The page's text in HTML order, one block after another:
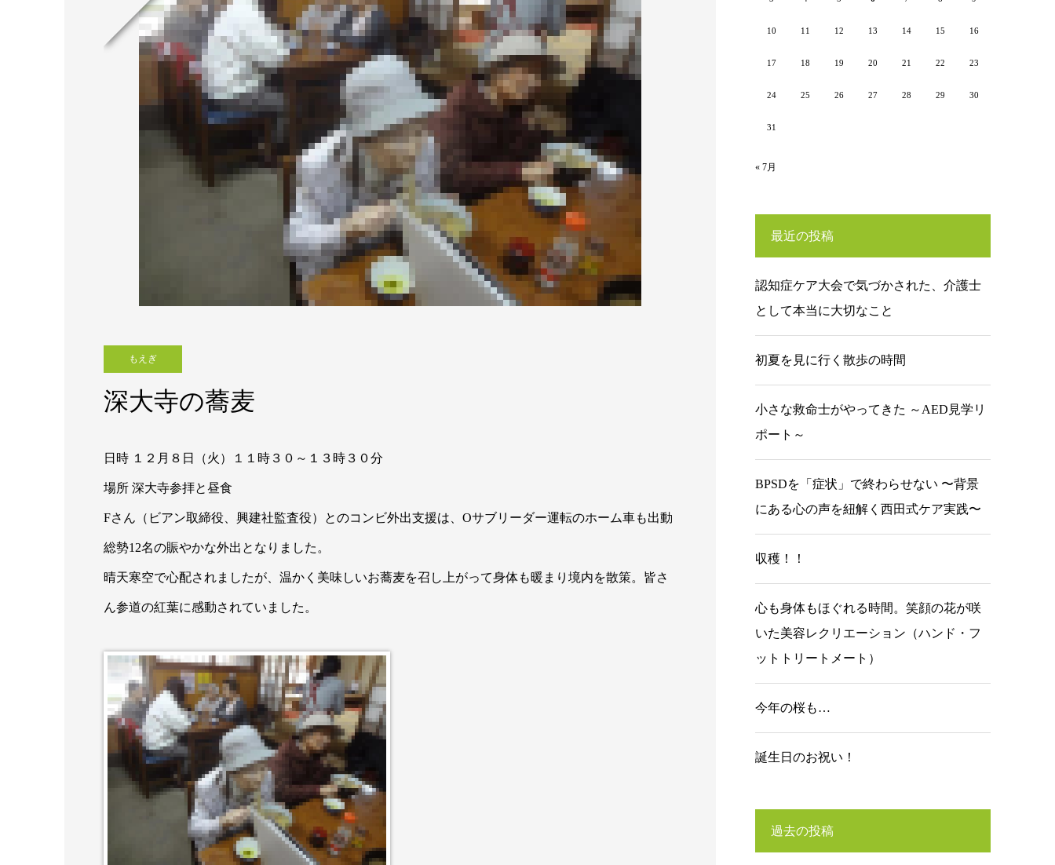
もえぎ
深大寺の蕎麦
日時 １２月８日（火）１１時３０～１３時３０分
場所 深大寺参拝と昼食
Fさん（ビアン取締役、興建社監査役）とのコンビ外出支援は、Oサブリーダー運転のホーム車も出動
総勢12名の賑やかな外出となりました。
晴天寒空で心配されましたが、温かく美味しいお蕎麦を召し上がって身体も暖まり境内を散策。皆さ
ん参道の紅葉に感動されていました。
10 11 12 13 14 15 16
17 18 19 20 21 22 23
24 25 26 27 28 29 30
31
« 7月
最近の投稿
認知症ケア大会で気づかされた、介護士
として本当に大切なこと
初夏を見に行く散歩の時間
小さな救命士がやってきた ～AED見学リ
ポート～
BPSDを「症状」で終わらせない 〜背景
にある心の声を紐解く西田式ケア実践〜
収穫！！
心も身体もほぐれる時間。笑顔の花が咲
いた美容レクリエーション（ハンド・フ
ットトリートメート）
今年の桜も…
誕生日のお祝い！
過去の投稿